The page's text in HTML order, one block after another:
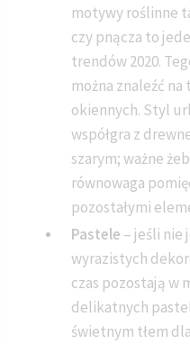
motywy roślinne
czy pnącza to
trendów 2020.
można znaleźć na
okiennych. Styl
współgra z
szarym; ważne
równowaga
pozostałymi
Pastele – jeśli nie
wyrazistych
czas pozostają w
delikatnych
świetnym tłem